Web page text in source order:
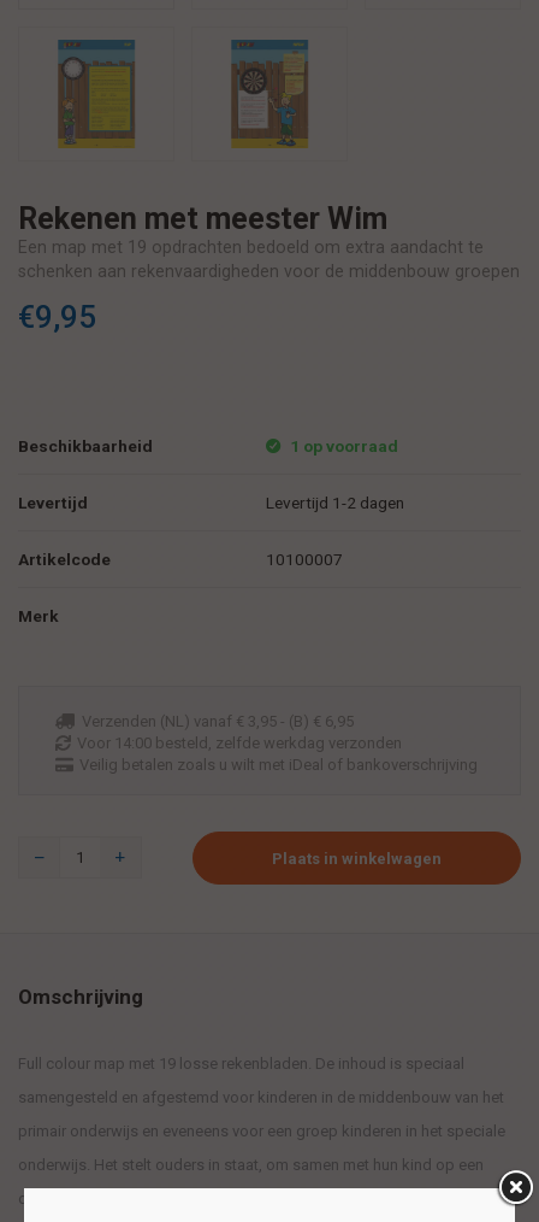
Rekenen met meester Wim
Een map met 19 opdrachten bedoeld om extra aandacht te
schenken aan rekenvaardigheden voor de middenbouw groepen
thuissituatie!
€9,95
Beschikbaarheid 1 op voorraad
Levertijd Levertijd 1-2 dagen
Artikelcode 10100007
Merk
Verzenden (NL) vanaf € 3,95 - (B) € 6,95
Voor 14:00 besteld, zelfde werkdag verzonden
Veilig betalen zoals u wilt met iDeal of bankoverschrijving
Plaats in winkelwagen
Omschrijving
Full colour map met 19 losse rekenbladen. De inhoud is speciaal
samengesteld en afgestemd voor kinderen in de middenbouw van het
primair onderwijs en eveneens voor een groep kinderen in het speciale
onderwijs. Het stelt ouders in staat, om samen met hun kind op een
ontspannen manier te werken aan het vergroten van de